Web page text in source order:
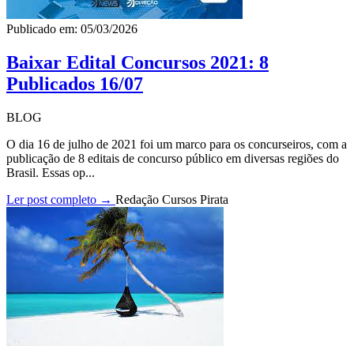
Publicado em: 05/03/2026
Baixar Edital Concursos 2021: 8
Publicados 16/07
BLOG
O dia 16 de julho de 2021 foi um marco para os concurseiros, com a
publicação de 8 editais de concurso público em diversas regiões do
Brasil. Essas op...
Ler post completo → Redação Cursos Pirata